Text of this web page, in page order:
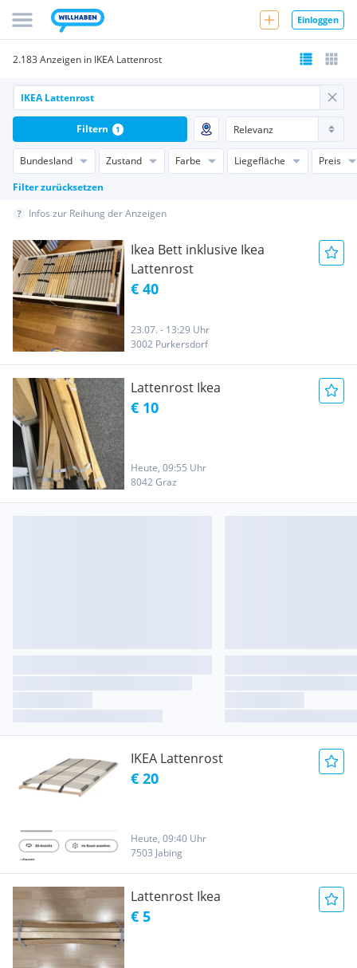
Einloggen
2.183 Anzeigen in IKEA Lattenrost
Bundesland Zustand Farbe Liegefläche
Preis
Filter zurücksetzen
Filtern 1
Infos zur Reihung der Anzeigen
Ikea Bett inklusive Ikea
Lattenrost
€ 40
23.07. - 13:29 Uhr
3002 Purkersdorf
Lattenrost Ikea
€ 10
Heute, 09:55 Uhr
8042 Graz
IKEA Lattenrost
€ 20
Heute, 09:40 Uhr
7503 Jabing
Lattenrost Ikea
€ 5